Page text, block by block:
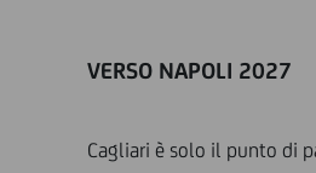
VERSO NAPOLI 2027
Cagliari è solo il punto di